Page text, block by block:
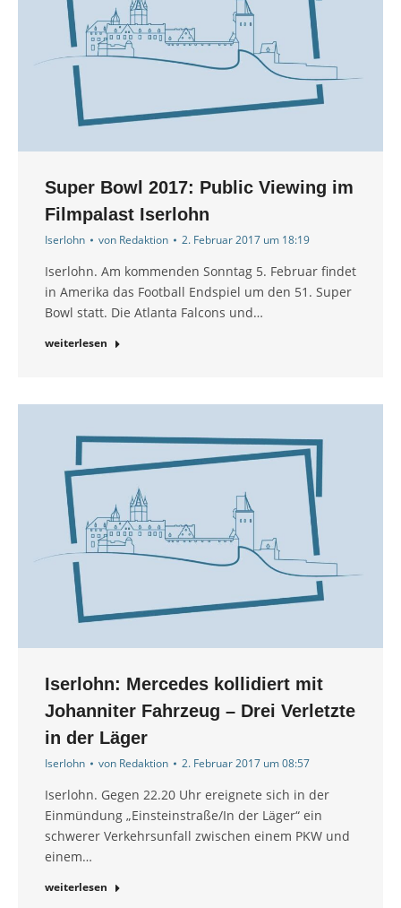
Super Bowl 2017: Public Viewing im
Filmpalast Iserlohn
Iserlohn von Redaktion 2. Februar 2017 um 18:19
Iserlohn. Am kommenden Sonntag 5. Februar findet
in Amerika das Football Endspiel um den 51. Super
Bowl statt. Die Atlanta Falcons und…
weiterlesen
Iserlohn: Mercedes kollidiert mit
Johanniter Fahrzeug – Drei Verletzte
in der Läger
Iserlohn von Redaktion 2. Februar 2017 um 08:57
Iserlohn. Gegen 22.20 Uhr ereignete sich in der
Einmündung „Einsteinstraße/In der Läger“ ein
schwerer Verkehrsunfall zwischen einem PKW und
einem…
weiterlesen